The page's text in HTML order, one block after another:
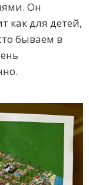
Он
как для детей,
бываем в